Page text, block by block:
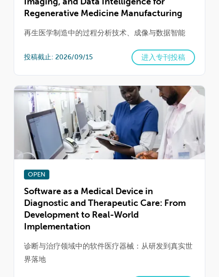
Regenerative Medicine Manufacturing
再生医学制造中的过程分析技术、成像与数据智能
投稿截止: 2026/09/15 进入专刊投稿
OPEN
Software as a Medical Device in
Diagnostic and Therapeutic Care: From
Development to Real-World
Implementation
诊断与治疗领域中的软件医疗器械：从研发到真实世
界落地